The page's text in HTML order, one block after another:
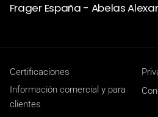
Frager España - Abelas Alexan
Certificaciones
Información comercial y para
clientes